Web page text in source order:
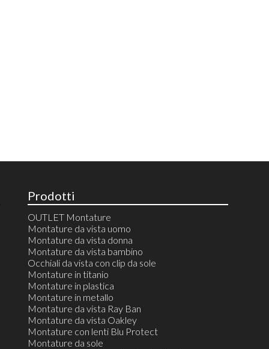
Prodotti
OUTLET Montature
Montature da vista uomo
Montature da vista donna
Montature da vista bambino
Occhiali da vista con clip da sole
Montature in titanio
Montature in plastica
Montature in metallo
Montature da vista Ray Ban
Montature da vista Oakley
Montature con lenti Blu Protect
Montature da sole